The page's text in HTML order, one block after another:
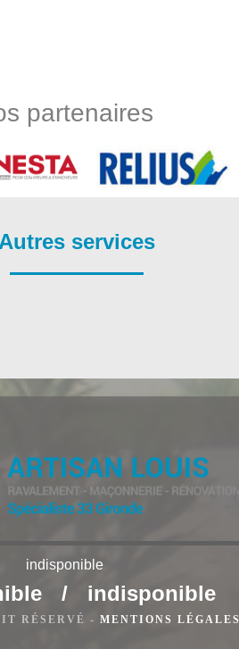
la meilleure des solutions afin de
produit qui sera en adéquation avec
d’un nettoyage est une solution
partenaires
Autres services
indisponible
/ indisponible
RÉSERVÉ - MENTIONS LÉGALES